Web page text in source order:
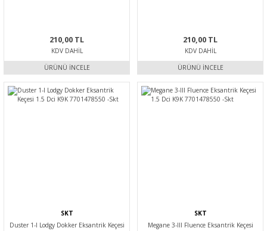
210,00 TL
KDV DAHIL
ÜRÜNÜ İNCELE
210,00 TL
KDV DAHIL
ÜRÜNÜ İNCELE
SKT
Duster 1-I Lodgy Dokker Eksantrik Keçesi
SKT
Megane 3-III Fluence Eksantrik Keçesi